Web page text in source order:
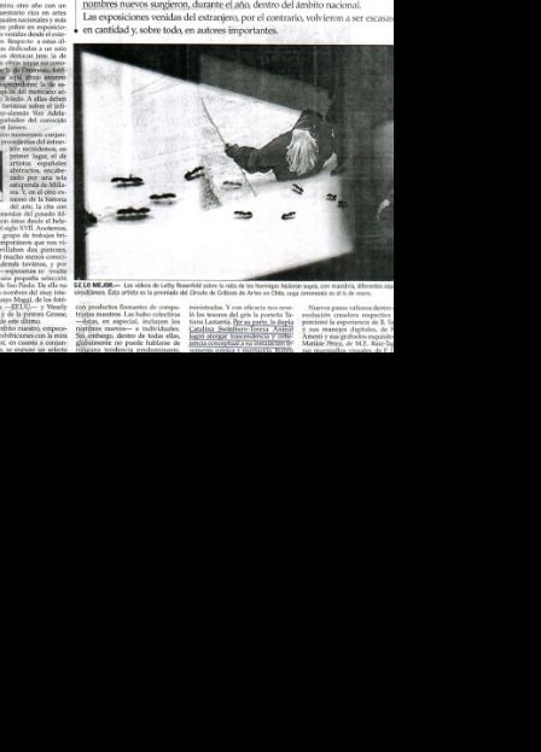
EL MERCURIO MIRANDO
EL 2002
Publications